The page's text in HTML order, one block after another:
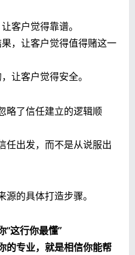
客户觉得靠谱。
，让客户觉得值得赌这一
让客户觉得安全。
略了信任建立的逻辑顺
任出发，而不是从说服出
的具体打造步骤。
“这行你最懂”
的专业，就是相信你能帮